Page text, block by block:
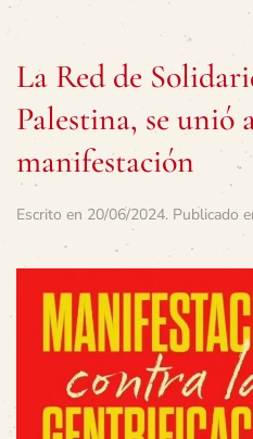
La Red de
Palestina, se unió
manifestación
Escrito en 20/06/2024. Publicado